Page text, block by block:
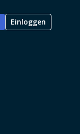
Einloggen